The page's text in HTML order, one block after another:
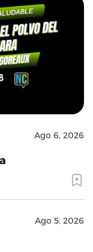
Ago 6, 2026
Ago 5, 2026